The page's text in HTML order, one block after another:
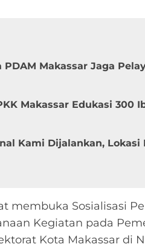
Makassar Jaga
Makassar Edukasi 300
Kami Dijalankan, Lokasi
membuka Sosialisasi
Kegiatan pada
Kota Makassar di